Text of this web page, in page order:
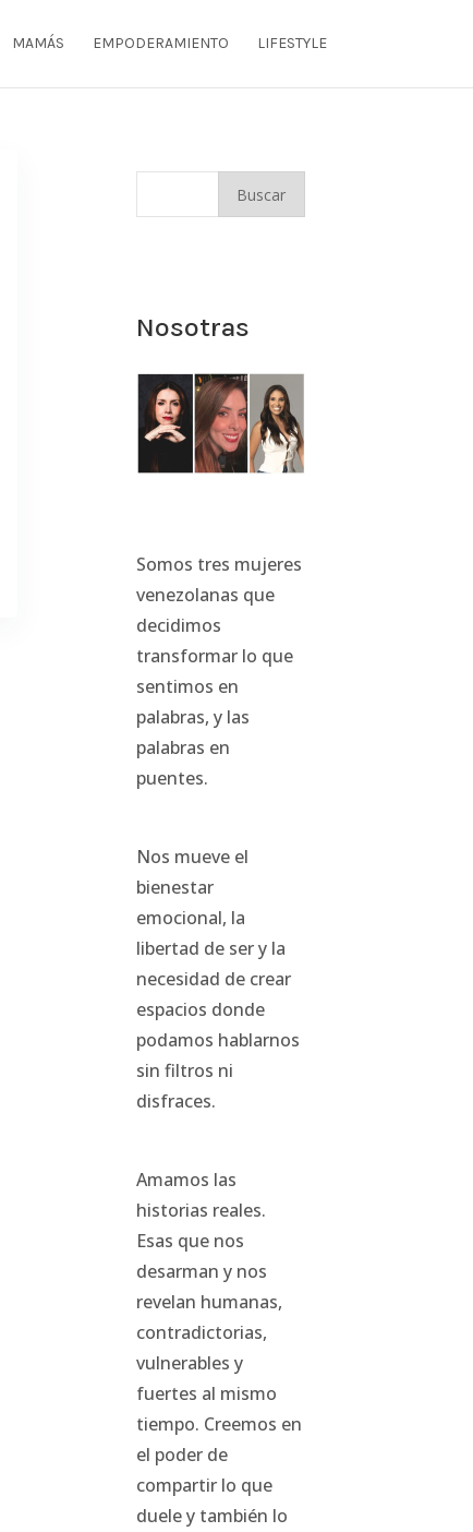
MAMÁS EMPODERAMIENTO LIFESTYLE
Nosotras
Somos tres mujeres
venezolanas que
decidimos
transformar lo que
sentimos en
palabras, y las
palabras en
puentes.
Nos mueve el
bienestar
emocional, la
libertad de ser y la
necesidad de crear
espacios donde
podamos hablarnos
sin filtros ni
disfraces.
Amamos las
historias reales.
Esas que nos
desarman y nos
revelan humanas,
contradictorias,
vulnerables y
fuertes al mismo
tiempo. Creemos en
el poder de
compartir lo que
duele y también lo